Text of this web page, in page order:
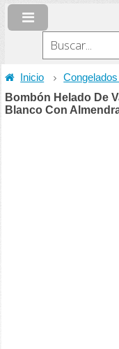
Inicio
Bombón Helado De
Blanco Con